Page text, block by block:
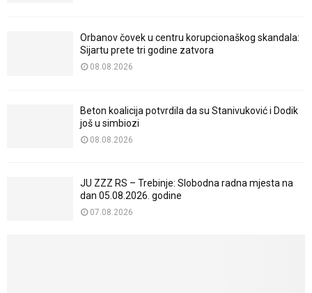
Orbanov čovek u centru korupcionaškog skandala:
Sijartu prete tri godine zatvora
08.08.2026
Beton koalicija potvrdila da su Stanivuković i Dodik
još u simbiozi
08.08.2026
JU ZZZ RS – Trebinje: Slobodna radna mjesta na
dan 05.08.2026. godine
07.08.2026